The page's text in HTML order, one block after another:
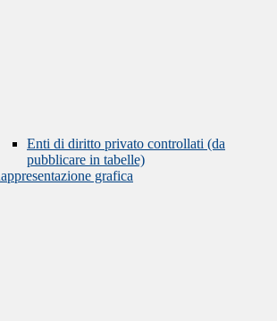
Enti di diritto privato controllati (da
pubblicare in tabelle)
grafica